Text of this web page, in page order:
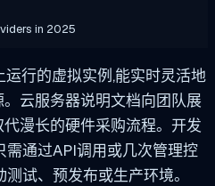
in 2025
行的虚拟实例,能实时灵活地
云服务器说明文档向团队展
漫长的硬件采购流程。开发
需通过API调用或几次管理控
试、预发布或生产环境。